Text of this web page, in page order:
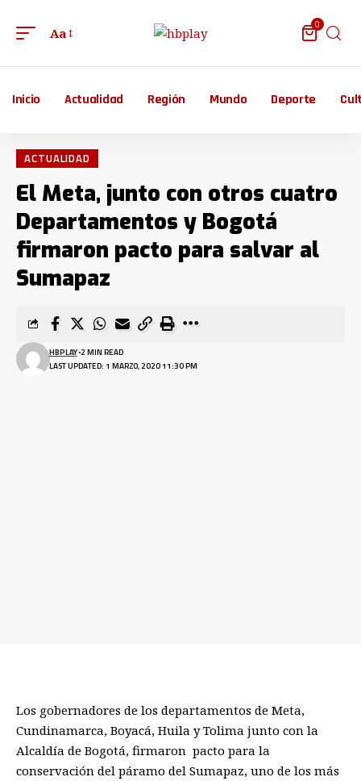
Aa
0
Inicio Actualidad Región Mundo Deporte
ACTUALIDAD
El Meta, junto con otros cuatro
Departamentos y Bogotá
firmaron pacto para salvar al
Sumapaz
LAST UPDATED: 1 MARZO, 2020 11:30 PM
HBPLAY 2 MIN READ
Los gobernadores de los departamentos de Meta,
Cundinamarca, Boyacá, Huila y Tolima junto con la
Alcaldía de Bogotá, firmaron pacto para la
conservación del páramo del Sumapaz, uno de los más